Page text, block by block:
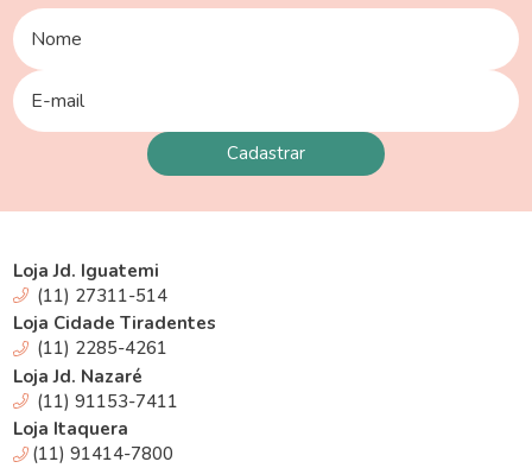
Loja Jd. Iguatemi
(11) 27311-514
Loja Cidade Tiradentes
(11) 2285-4261
Loja Jd. Nazaré
(11) 91153-7411
Loja Itaquera
(11) 91414-7800